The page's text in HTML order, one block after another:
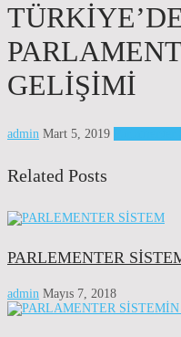
GELIŞIMI
admin Mart 5, 2019
Related Posts
PARLEMENTER
admin Mayıs 7, 2018